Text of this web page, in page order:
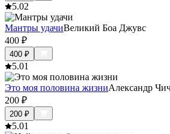
5.02
Мантры удачиВеликий Боа Джувс
400 ₽
400 ₽
5.01
Это моя половина жизниАлександр
200 ₽
200 ₽
5.01